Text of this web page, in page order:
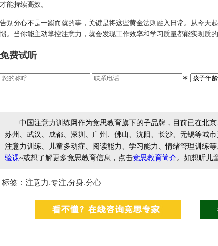
才能持续高效。​
告别分心不是一蹴而就的事，关键是将这些黄金法则融入日常。从今天
惯。当你能主动掌控注意力，就会发现工作效率和学习质量都能实现质
免费试听
∗
中国注意力训练网作为竞思教育旗下的子品牌，目前已在北
苏州、武汉、成都、深圳、广州、佛山、沈阳、长沙、无锡等城
注意力训练、儿童多动症、阅读能力、学习能力、情绪管理训练
验课~或想了解更多竞思教育信息，点击竞思教育简介。如想听儿
标签：注意力,专注,分身,分心